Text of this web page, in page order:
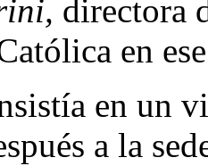
directora
en
en un
a la